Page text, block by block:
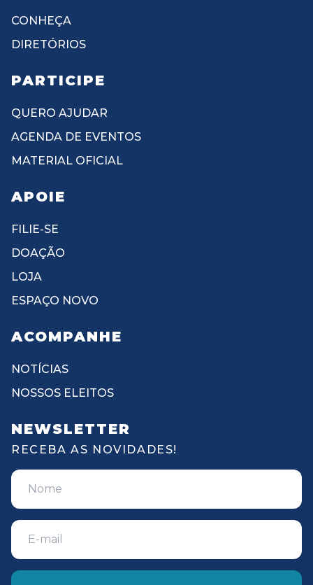
CONHEÇA
DIRETÓRIOS
PARTICIPE
QUERO AJUDAR
AGENDA DE EVENTOS
MATERIAL OFICIAL
APOIE
FILIE-SE
DOAÇÃO
LOJA
ESPAÇO NOVO
ACOMPANHE
NOTÍCIAS
NOSSOS ELEITOS
NEWSLETTER
RECEBA AS NOVIDADES!